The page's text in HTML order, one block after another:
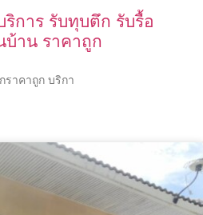
การ รับทุบตึก รับรื้อ
าน ราคาถูก
ราคาถูก บริกา